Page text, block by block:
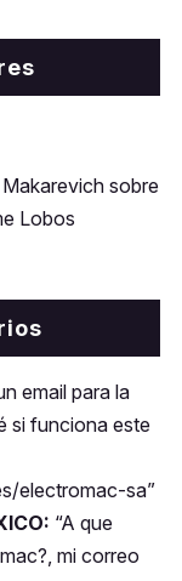
sobre
Lobos
email para la
si funciona este
electromac-sa”
“A que
mi correo